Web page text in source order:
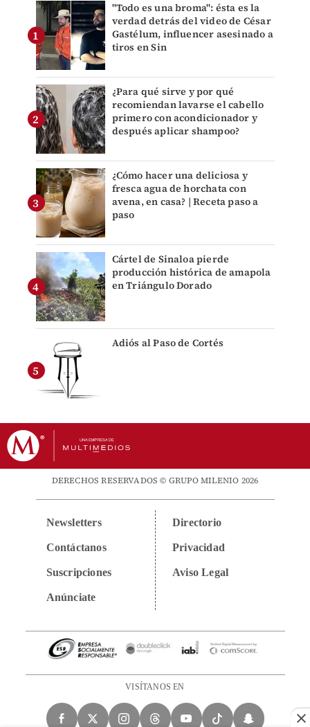
"Todo es una broma": ésta es la
verdad detrás del video de César
Gastélum, influencer asesinado a
tiros en Sin
¿Para qué sirve y por qué
recomiendan lavarse el cabello
primero con acondicionador y
después aplicar shampoo?
¿Cómo hacer una deliciosa y
fresca agua de horchata con
avena, en casa? | Receta paso a
paso
Cártel de Sinaloa pierde
producción histórica de amapola
en Triángulo Dorado
Adiós al Paso de Cortés
DERECHOS RESERVADOS © GRUPO MILENIO 2026
Newsletters
Contáctanos
Suscripciones
Anúnciate
Directorio
Privacidad
Aviso Legal
VISÍTANOS EN